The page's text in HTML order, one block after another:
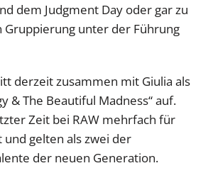
dem Judgment Day oder gar zu
Gruppierung unter der Führung
derzeit zusammen mit Giulia als
& The Beautiful Madness“ auf.
Zeit bei RAW mehrfach für
gelten als zwei der
der neuen Generation.